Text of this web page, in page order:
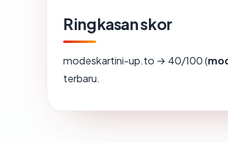
Ringkasan skor
modeskartini-up.to → 40/100 (
terbaru.